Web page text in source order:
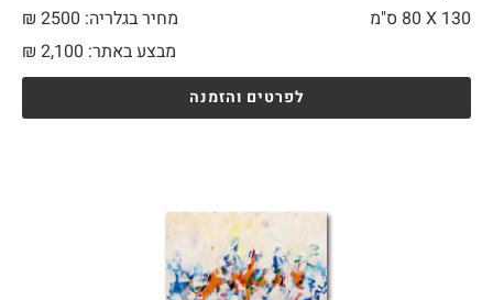
130 X
מחיר בגלריה: 2500 ₪
מבצע באתר:
₪ 2,100
לפרטים והזמנה